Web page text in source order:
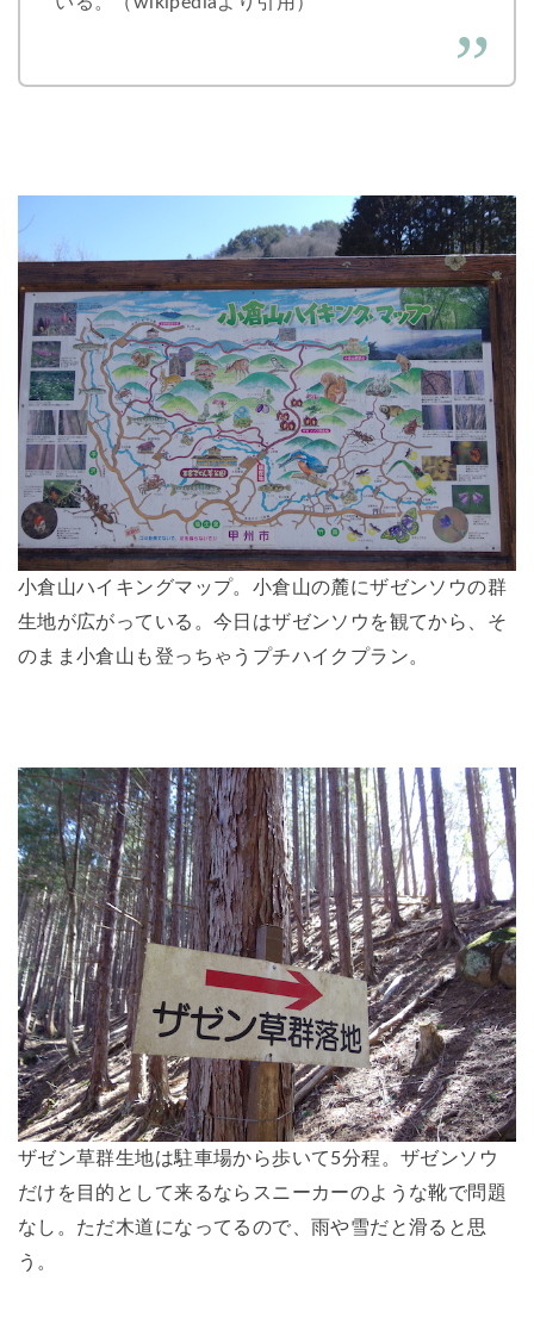
小倉山ハイキングマップ。小倉山の麓にザゼンソウの群
生地が広がっている。今日はザゼンソウを観てから、そ
のまま小倉山も登っちゃうプチハイクプラン。
ザゼン草群生地は駐車場から歩いて5分程。ザゼンソウ
だけを目的として来るならスニーカーのような靴で問題
なし。ただ木道になってるので、雨や雪だと滑ると思
う。